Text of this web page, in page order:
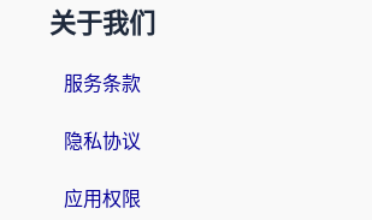
关于我们
服务条款
隐私协议
应用权限